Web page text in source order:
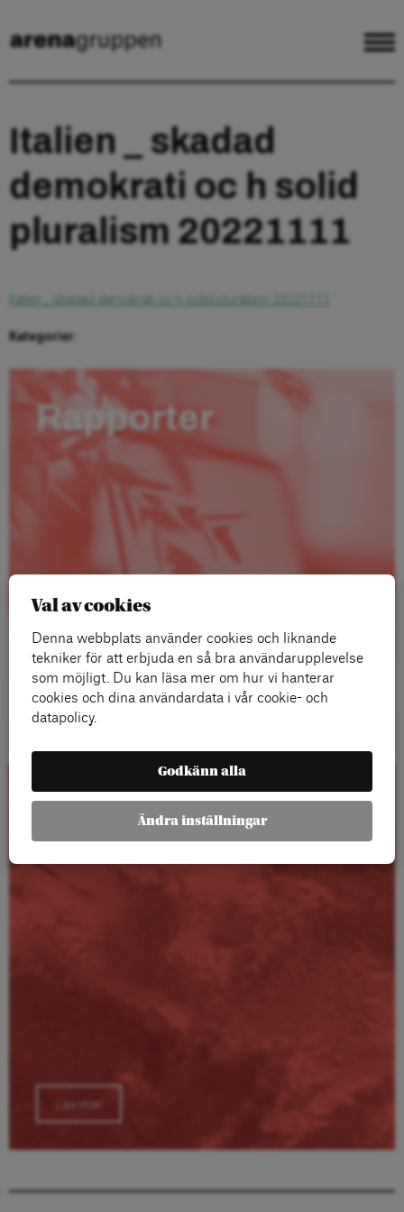
Italien _ skadad
demokrati oc h solid
pluralism 20221111
Italien _ skadad demokrati oc h solid pluralism 20221111
Kategorier:
Rapporter
Läs mer
Kalender
Läs mer
Val av cookies
Denna webbplats använder cookies och liknande
tekniker för att erbjuda en så bra användarupplevelse
som möjligt. Du kan läsa mer om hur vi hanterar
cookies och dina användardata i vår cookie- och
datapolicy.
Godkänn alla
Ändra inställningar